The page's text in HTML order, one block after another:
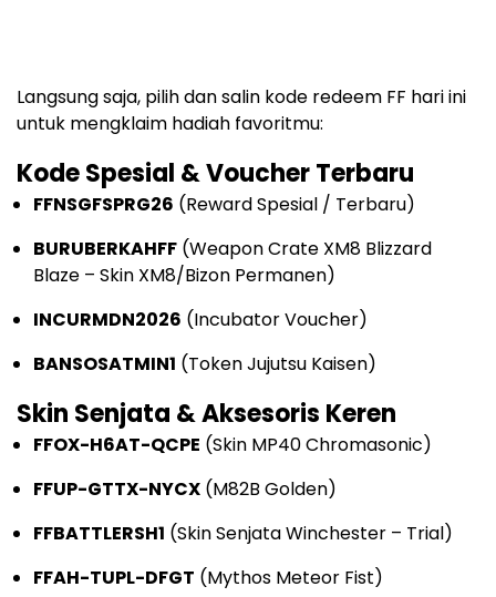
Langsung saja, pilih dan salin kode redeem FF hari ini
untuk mengklaim hadiah favoritmu:
Kode Spesial & Voucher Terbaru
FFNSGFSPRG26 (Reward Spesial / Terbaru)
BURUBERKAHFF (Weapon Crate XM8 Blizzard
Blaze – Skin XM8/Bizon Permanen)
INCURMDN2026 (Incubator Voucher)
BANSOSATMIN1 (Token Jujutsu Kaisen)
Skin Senjata & Aksesoris Keren
FFOX-H6AT-QCPE (Skin MP40 Chromasonic)
FFUP-GTTX-NYCX (M82B Golden)
FFBATTLERSH1 (Skin Senjata Winchester – Trial)
FFAH-TUPL-DFGT (Mythos Meteor Fist)